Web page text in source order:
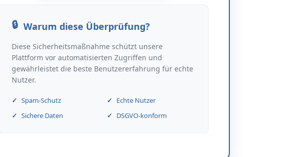
Warum diese Überprüfung?
Diese Sicherheitsmaßnahme schützt unsere
Plattform vor automatisierten Zugriffen und
gewährleistet die beste Benutzererfahrung für echte
Nutzer.
Spam-Schutz
Echte Nutzer
Sichere Daten
DSGVO-konform